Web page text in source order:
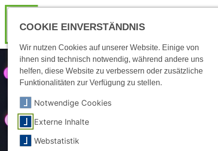
COOKIE EINVERSTÄNDNIS
Wir nutzen Cookies auf unserer Website. Einige von
ihnen sind technisch notwendig, während andere uns
helfen, diese Website zu verbessern oder zusätzliche
Funktionalitäten zur Verfügung zu stellen.
Notwendige Cookies
Externe Inhalte
Webstatistik